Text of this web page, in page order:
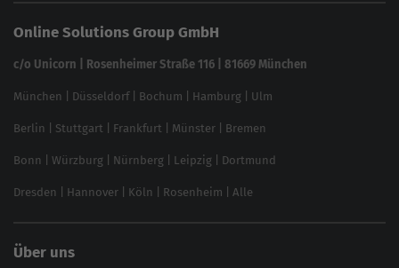
feed2content.ai
In ChatGPT gefunden werden
Linkbuilding 2025
Local SEO
SEO für Online Shops
Brand Monitoring 2025
Online Solutions Group GmbH
c/o Unicorn | Rosenheimer Straße 116 | 81669 München
München Düsseldorf| Bochum Hamburg Ulm
Berlin Stuttgart Frankfurt Münster Bremen
Bonn Würzburg Nürnberg Leipzig Dortmund
Dresden Hannover Köln Rosenheim Alle
Über uns